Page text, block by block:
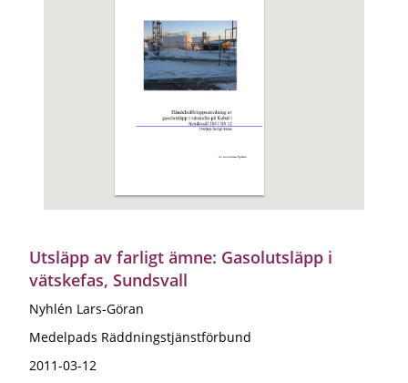
Utsläpp av farligt ämne: Gasolutsläpp i
vätskefas, Sundsvall
Nyhlén Lars-Göran
Medelpads Räddningstjänstförbund
2011-03-12